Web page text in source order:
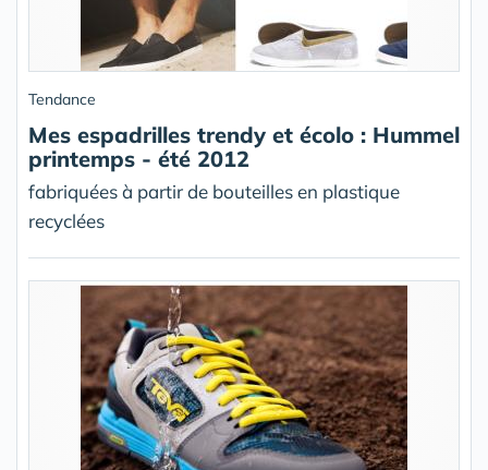
Tendance
Mes espadrilles trendy et écolo : Hummel
printemps - été 2012
fabriquées à partir de bouteilles en plastique
recyclées